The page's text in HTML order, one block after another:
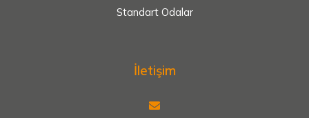
Standart Odalar
İletişim